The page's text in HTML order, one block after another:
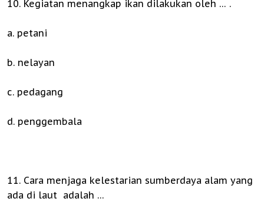
10. Kegiatan menangkap ikan dilakukan oleh … .
a. petani
b. nelayan
c. pedagang
d. penggembala
11. Cara menjaga kelestarian sumberdaya alam yang
ada di laut adalah …